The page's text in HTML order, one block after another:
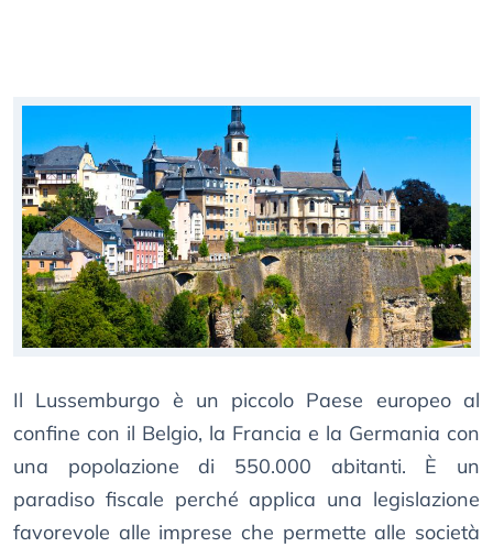
Il Lussemburgo è un piccolo Paese europeo al
confine con il Belgio, la Francia e la Germania con
una popolazione di 550.000 abitanti. È un
paradiso fiscale perché applica una legislazione
favorevole alle imprese che permette alle società